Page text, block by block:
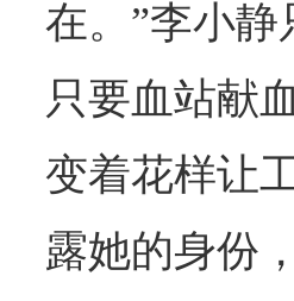
在。”李小
只要血站献
变着花样让
露她的身份